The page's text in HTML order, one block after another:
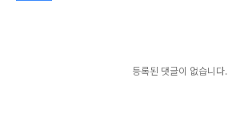
등록된 댓글이 없습니다.